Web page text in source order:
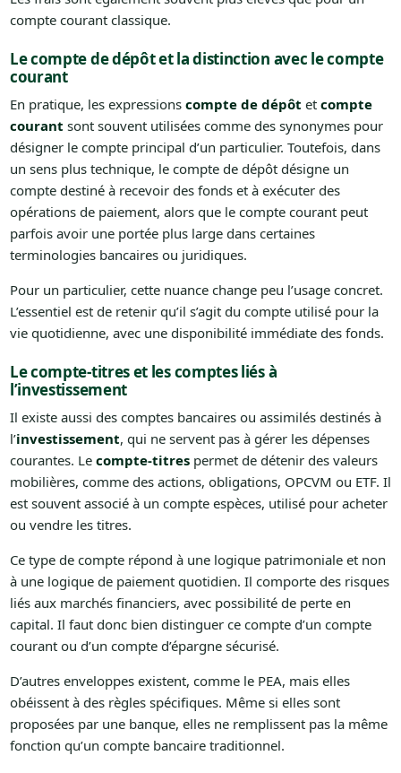
compte courant classique.
Le compte de dépôt et la distinction avec le compte
courant
En pratique, les expressions compte de dépôt et compte
courant sont souvent utilisées comme des synonymes pour
désigner le compte principal d’un particulier. Toutefois, dans
un sens plus technique, le compte de dépôt désigne un
compte destiné à recevoir des fonds et à exécuter des
opérations de paiement, alors que le compte courant peut
parfois avoir une portée plus large dans certaines
terminologies bancaires ou juridiques.
Pour un particulier, cette nuance change peu l’usage concret.
L’essentiel est de retenir qu’il s’agit du compte utilisé pour la
vie quotidienne, avec une disponibilité immédiate des fonds.
Le compte-titres et les comptes liés à
l’investissement
Il existe aussi des comptes bancaires ou assimilés destinés à
l’investissement, qui ne servent pas à gérer les dépenses
courantes. Le compte-titrespermet de détenir des valeurs
mobilières, comme des actions, obligations, OPCVM ou ETF. Il
est souvent associé à un compte espèces, utilisé pour acheter
ou vendre les titres.
Ce type de compte répond à une logique patrimoniale et non
à une logique de paiement quotidien. Il comporte des risques
liés aux marchés financiers, avec possibilité de perte en
capital. Il faut donc bien distinguer ce compte d’un compte
courant ou d’un compte d’épargne sécurisé.
D’autres enveloppes existent, comme le PEA, mais elles
obéissent à des règles spécifiques. Même si elles sont
proposées par une banque, elles ne remplissent pas la même
fonction qu’un compte bancaire traditionnel.